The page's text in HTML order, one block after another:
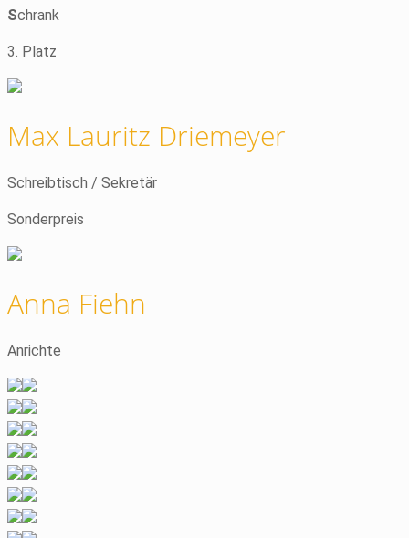
Schrank
3. Platz
Max Lauritz Driemeyer
Schreibtisch / Sekretär
Sonderpreis
Anna Fiehn
Anrichte